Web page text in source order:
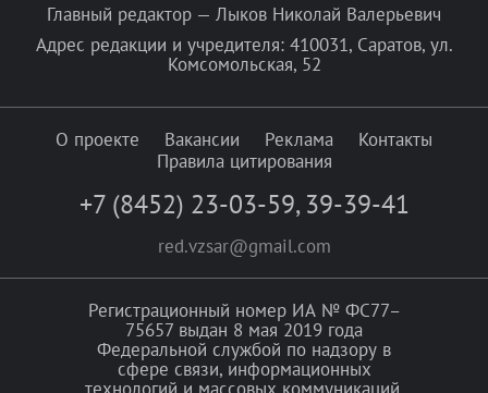
Главный редактор — Лыков Николай Валерьевич
Адрес редакции и учредителя: 410031, Саратов, ул.
Комсомольская, 52
О проекте Вакансии Реклама
Контакты
Правила цитирования
+7 (8452) 23-03-59, 39-39-41
red.vzsar@gmail.com
Регистрационный номер ИА № ФС77–
75657 выдан 8 мая 2019 года
Федеральной службой по надзору в
сфере связи, информационных